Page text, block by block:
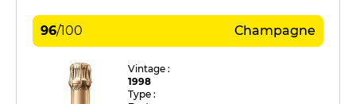
96/100 Champagne
Vintage :
1998
Type :